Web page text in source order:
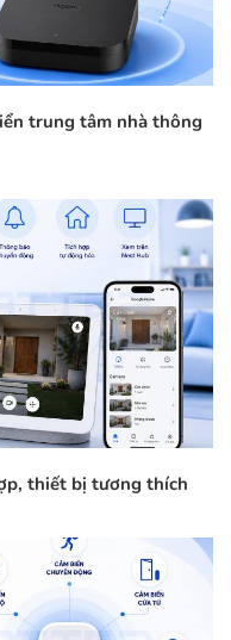
trung tâm nhà thông
thiết bị tương thích